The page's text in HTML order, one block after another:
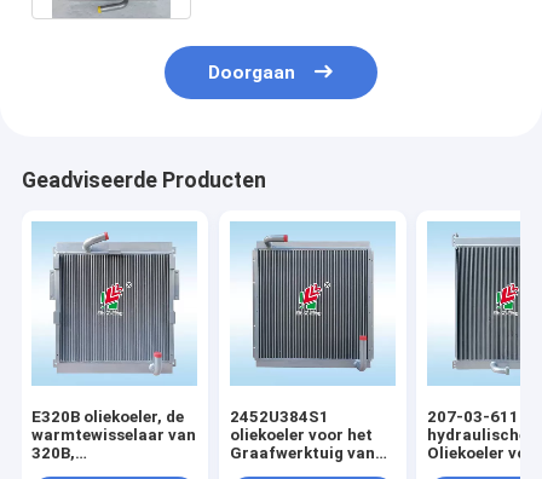
Doorgaan
Geadviseerde Producten
E320B oliekoeler, de
warmtewisselaar van
320B,
2452U384S1
oliekoeler voor het
Graafwerktuig van
207-03-61111
hydraulische
Oliekoeler